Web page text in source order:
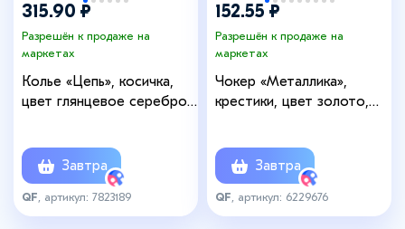
315.90 ₽
Разрешён к продаже на
маркетах
Колье «Цепь», косичка,
цвет глянцевое серебро,
Завтра
QF , артикул: 7823189
152.55 ₽
Разрешён к продаже на
маркетах
Чокер «Металлика»,
крестики, цвет золото,
Завтра
QF , артикул: 6229676